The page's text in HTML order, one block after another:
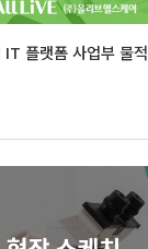
IT 플랫폼 사업부 물